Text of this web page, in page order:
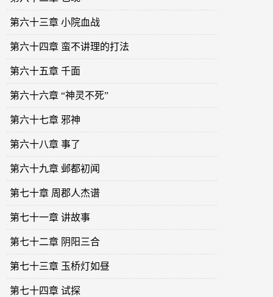
第六十三章 小院血战
第六十四章 蛮不讲理的打法
第六十五章 千面
第六十六章 “神灵不死”
第六十七章 邪神
第六十八章 事了
第六十九章 邺都初闻
第七十章 周郡人杰谱
第七十一章 讲故事
第七十二章 阴阳三合
第七十三章 玉桥灯如昼
第七十四章 试探